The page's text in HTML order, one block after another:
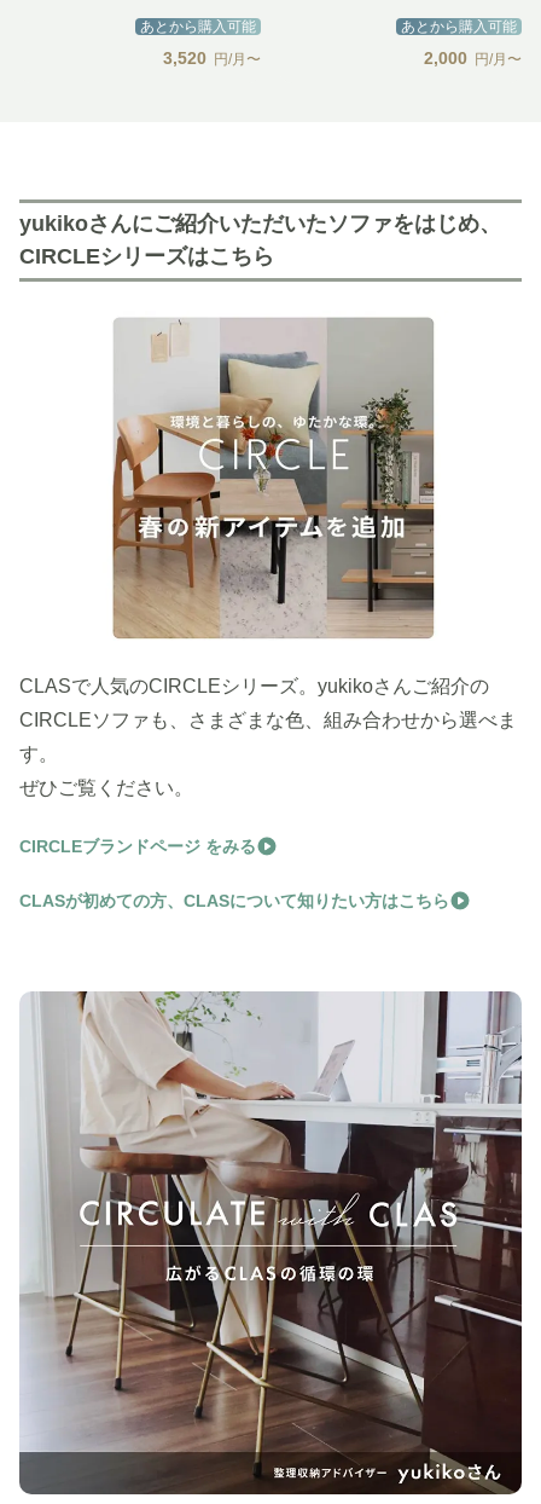
あとから購入可能
3,520 円/月〜
あとから購入可能
2,000 円/月〜
yukikoさんにご紹介いただいたソファをはじめ、
CIRCLEシリーズはこちら
CLASで人気のCIRCLEシリーズ。yukikoさんご紹介の
CIRCLEソファも、さまざまな色、組み合わせから選べま
す。
ぜひご覧ください。
CIRCLEブランドページ をみる
CLASが初めての方、CLASについて知りたい方はこちら